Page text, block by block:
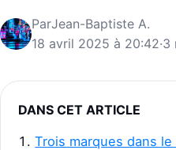
ParJean-Baptiste A.
18 avril 2025 à 20:42·3
DANS CET ARTICLE
Trois marques dans